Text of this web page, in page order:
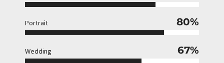
Portrait 80%
Wedding 67%